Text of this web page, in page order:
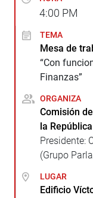
4:00 PM
TEMA
Mesa de
“Con
Finanzas”
ORGANIZA
Comisión
la República
Presidente:
(Grupo
LUGAR
Edificio